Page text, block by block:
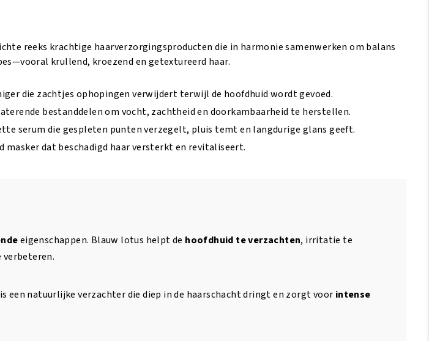
6.8oz
aantal
aantal
reeks krachtige haarverzorgingsproducten die in harmonie samenwerken om balans
krullend, kroezend en getextureerd haar.
die zachtjes ophopingen verwijdert terwijl de hoofdhuid wordt gevoed.
bestanddelen om vocht, zachtheid en doorkambaarheid te herstellen.
serum die gespleten punten verzegelt, pluis temt en langdurige glans geeft.
masker dat beschadigd haar versterkt en revitaliseert.
eigenschappen. Blauw lotus helpt de hoofdhuid te verzachten, irritatie te
verbeteren.
een natuurlijke verzachter die diep in de haarschacht dringt en zorgt voor intense